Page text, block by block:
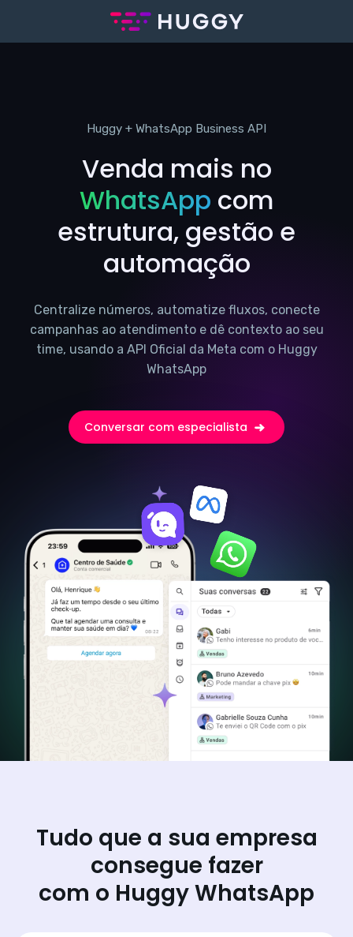
Huggy + WhatsApp Business API
Venda mais no
WhatsApp com
estrutura, gestão e
automação
Centralize números, automatize fluxos, conecte
campanhas ao atendimento e dê contexto ao seu
time, usando a API Oficial da Meta com o Huggy
WhatsApp
Conversar com especialista
Tudo que a sua empresa
consegue fazer
com o Huggy WhatsApp